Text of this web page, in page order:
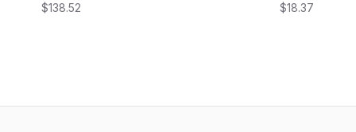
$138.52
$18.37